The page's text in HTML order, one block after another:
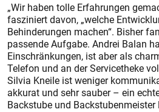
„Wir haben tolle Erfahrungen
fasziniert davon, „welche
Behinderungen machen“. Bisher
passende Aufgabe. Andrei Balan
Einschränkungen, ist aber als
Telefon und an der Servicetheke
Silvia Kneile ist weniger
akkurat und sehr sauber – ein
Backstube und Backstubenmeister